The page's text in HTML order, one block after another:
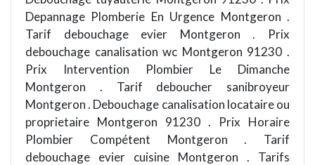
Depannage Plomberie En Urgence Montgeron .
Tarif debouchage evier Montgeron . Prix
debouchage canalisation wc Montgeron 91230 .
Prix Intervention Plombier Le Dimanche
Montgeron . Tarif deboucher sanibroyeur
Montgeron . Debouchage canalisation locataire ou
proprietaire Montgeron 91230 . Prix Horaire
Plombier Compétent Montgeron . Tarif
debouchage evier cuisine Montgeron . Tarifs